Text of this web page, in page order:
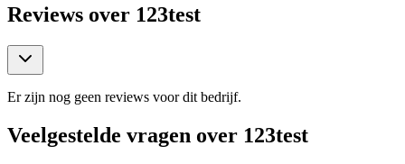
Reviews over 123test
Er zijn nog geen reviews voor dit bedrijf.
Veelgestelde vragen over 123test